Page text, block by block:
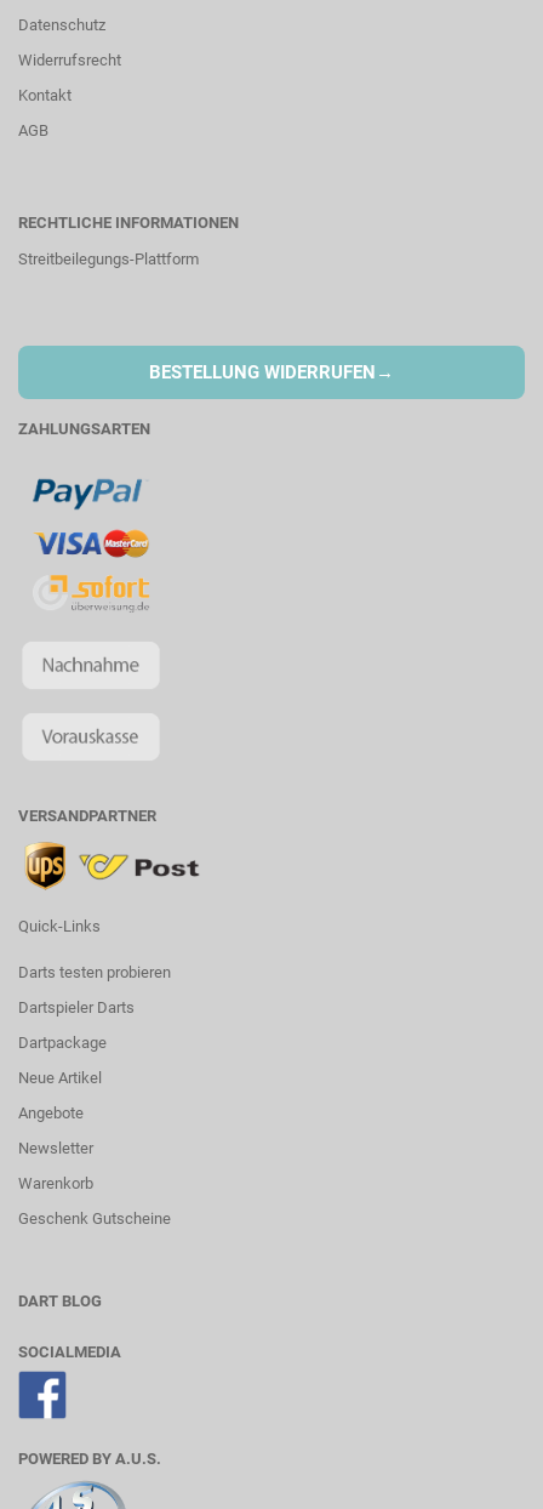
Datenschutz
Widerrufsrecht
Kontakt
AGB
RECHTLICHE INFORMATIONEN
Streitbeilegungs-Plattform
BESTELLUNG WIDERRUFEN →
ZAHLUNGSARTEN
VERSANDPARTNER
Quick-Links
Darts testen probieren
Dartspieler Darts
Dartpackage
Neue Artikel
Angebote
Newsletter
Warenkorb
Geschenk Gutscheine
DART BLOG
SOCIALMEDIA
POWERED BY A.U.S.